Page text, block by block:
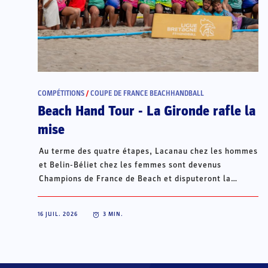
COMPÉTITIONS /COUPE DE FRANCE BEACHHANDBALL
Beach Hand Tour - La Gironde rafle la
mise
Au terme des quatre étapes, Lacanau chez les hommes
et Belin-Béliet chez les femmes sont devenus
Champions de France de Beach et disputeront la
16 JUIL. 2026 3 MIN.